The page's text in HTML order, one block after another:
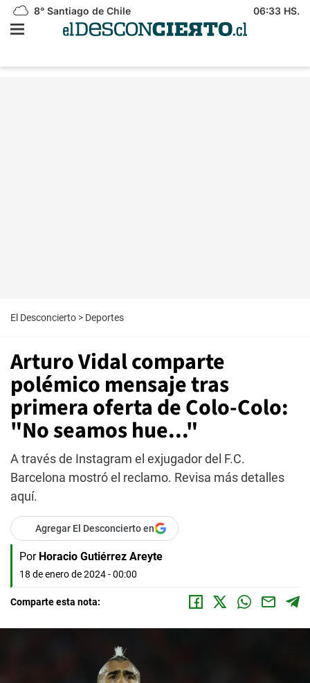
8° Santiago de Chile 06:33 HS.
El Desconcierto > Deportes
Arturo Vidal comparte
polémico mensaje tras
primera oferta de Colo-Colo:
"No seamos hue..."
A través de Instagram el exjugador del F.C.
Barcelona mostró el reclamo. Revisa más detalles
aquí.
Agregar El Desconcierto en
Por Horacio Gutiérrez Areyte
18 de enero de 2024 - 00:00
Comparte esta nota: